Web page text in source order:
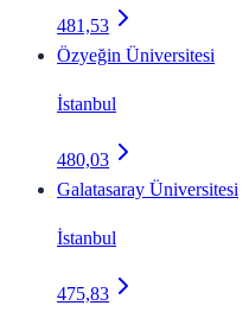
481,53
Özyeğin Üniversitesi
İstanbul
480,03
Galatasaray Üniversitesi
İstanbul
475,83